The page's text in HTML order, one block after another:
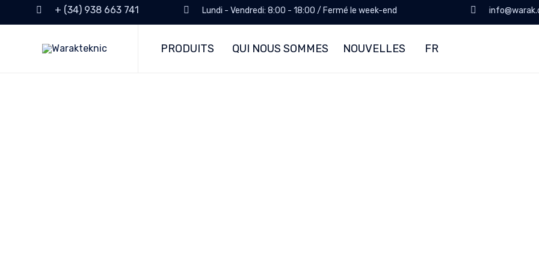
+ (34) 938 663 741 Lundi - Vendredi: 8:00 - 18:00 / Fermé le week-end
PRODUITS QUI NOUS SOMMES NOUVELLES FR